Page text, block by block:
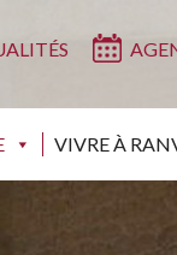
VIVRE À